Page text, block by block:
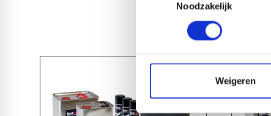
Noodzakelijk
Weigeren